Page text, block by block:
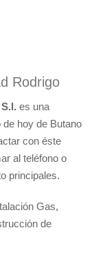
Rodrigo
es una
hoy de Butano
con éste
al teléfono o
principales.
Gas,
de